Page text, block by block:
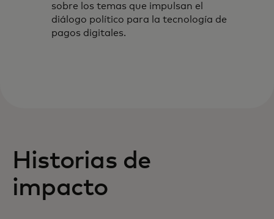
sobre los temas que impulsan el
diálogo político para la tecnología de
pagos digitales.
Historias de
impacto